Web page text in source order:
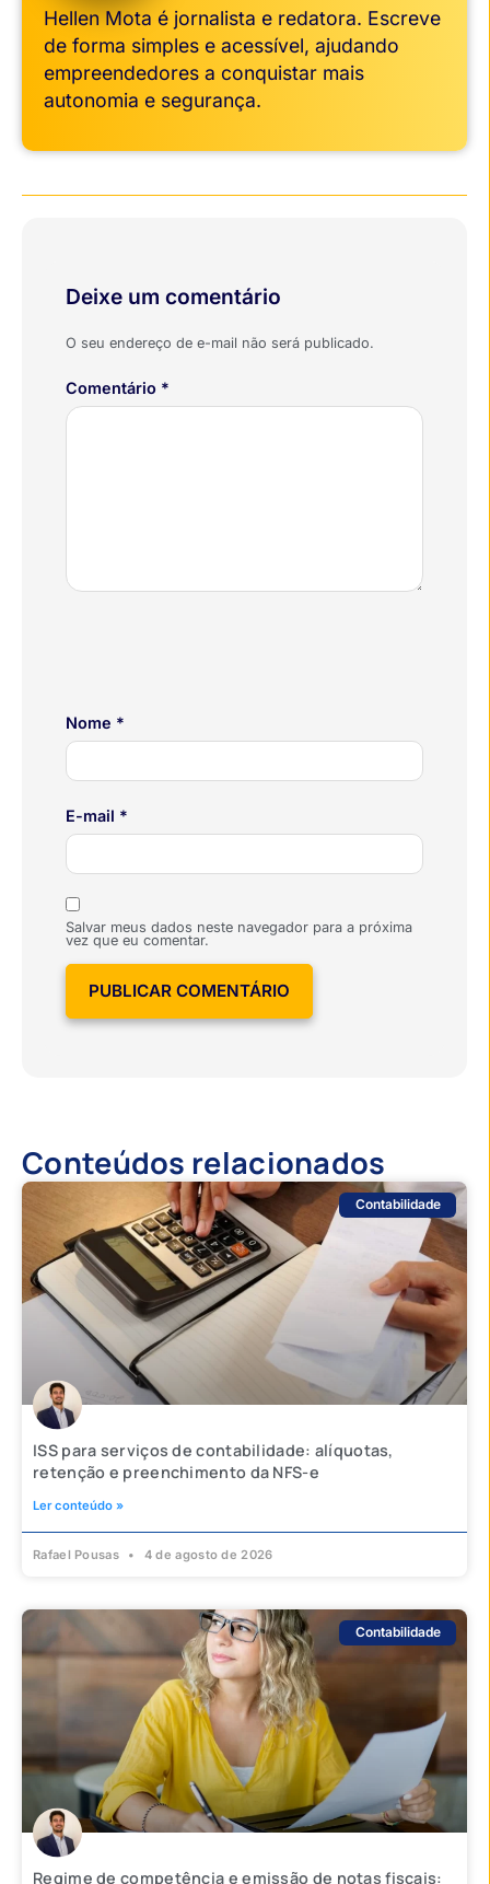
Hellen Mota é jornalista e redatora. Escreve
de forma simples e acessível, ajudando
empreendedores a conquistar mais
autonomia e segurança.
Deixe um comentário
O seu endereço de e-mail não será publicado.
Comentário *
Nome *
E-mail *
Salvar meus dados neste navegador para a próxima
vez que eu comentar.
Conteúdos relacionados
Contabilidade
ISS para serviços de contabilidade: alíquotas,
retenção e preenchimento da NFS-e
Ler conteúdo »
Rafael Pousas 4 de agosto de 2026
Contabilidade
Regime de competência e emissão de notas fiscais: